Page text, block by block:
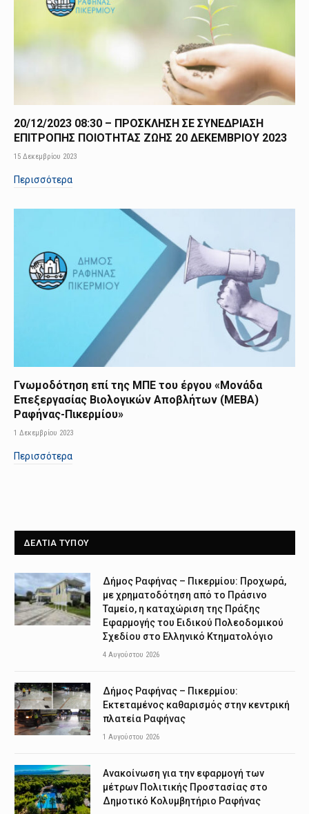
20/12/2023 08:30 – ΠΡΟΣΚΛΗΣΗ ΣΕ ΣΥΝΕΔΡΙΑΣΗ
ΕΠΙΤΡΟΠΗΣ ΠΟΙΟΤΗΤΑΣ ΖΩΗΣ 20 ΔΕΚΕΜΒΡΙΟΥ 2023
15 Δεκεμβρίου 2023
Περισσότερα
Γνωμοδότηση επί της ΜΠΕ του έργου «Μονάδα
Επεξεργασίας Βιολογικών Αποβλήτων (ΜΕΒΑ)
Ραφήνας-Πικερμίου»
1 Δεκεμβρίου 2023
Περισσότερα
ΔΕΛΤΙΑ ΤΥΠΟΥ
Δήμος Ραφήνας – Πικερμίου: Προχωρά,
με χρηματοδότηση από το Πράσινο
Ταμείο, η καταχώριση της Πράξης
Εφαρμογής του Ειδικού Πολεοδομικού
Σχεδίου στο Ελληνικό Κτηματολόγιο
4 Αυγούστου 2026
Δήμος Ραφήνας – Πικερμίου:
Εκτεταμένος καθαρισμός στην κεντρική
πλατεία Ραφήνας
1 Αυγούστου 2026
Ανακοίνωση για την εφαρμογή των
μέτρων Πολιτικής Προστασίας στο
Δημοτικό Κολυμβητήριο Ραφήνας